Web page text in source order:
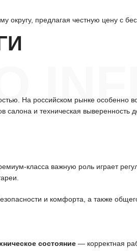
предлагая честную цену с
На российском рынке особенно
салона и техническая выверенность
класса важную роль играет
и комфорта, а также
состояние — корректная